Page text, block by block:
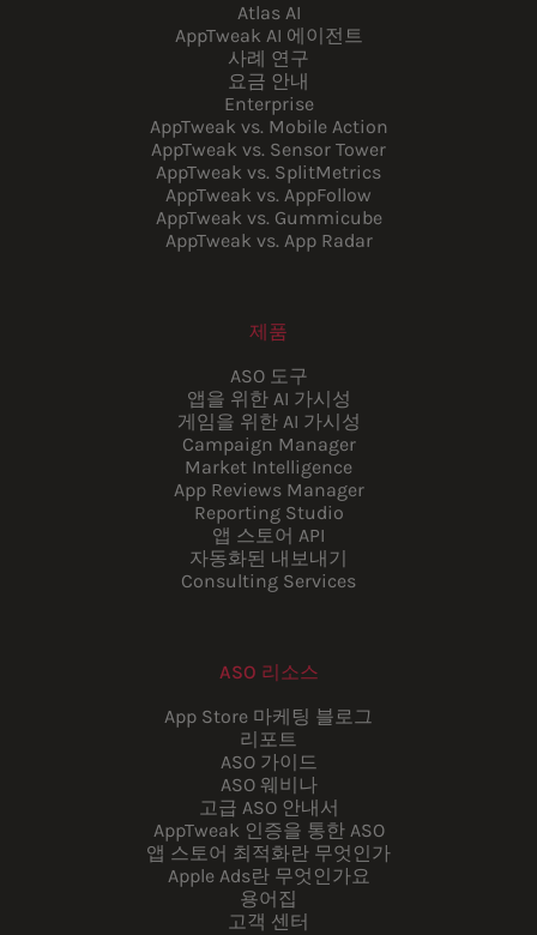
Atlas AI
AppTweak AI 에이전트
사례 연구
요금 안내
Enterprise
AppTweak vs. Mobile Action
AppTweak vs. Sensor Tower
AppTweak vs. SplitMetrics
AppTweak vs. AppFollow
AppTweak vs. Gummicube
AppTweak vs. App Radar
제품
ASO 도구
앱을 위한 AI 가시성
게임을 위한 AI 가시성
Campaign Manager
Market Intelligence
App Reviews Manager
Reporting Studio
앱 스토어 API
자동화된 내보내기
Consulting Services
ASO 리소스
App Store 마케팅 블로그
리포트
ASO 가이드
ASO 웨비나
고급 ASO 안내서
AppTweak 인증을 통한 ASO
앱 스토어 최적화란 무엇인가
Apple Ads란 무엇인가요
용어집
고객 센터